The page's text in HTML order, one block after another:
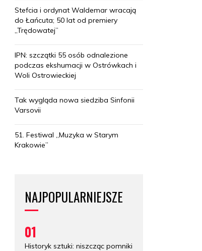
Stefcia i ordynat Waldemar wracają
do Łańcuta; 50 lat od premiery
„Trędowatej”
IPN: szczątki 55 osób odnalezione
podczas ekshumacji w Ostrówkach i
Woli Ostrowieckiej
Tak wygląda nowa siedziba Sinfonii
Varsovii
51. Festiwal „Muzyka w Starym
Krakowie”
NAJPOPULARNIEJSZE
01
Historyk sztuki: niszcząc pomniki